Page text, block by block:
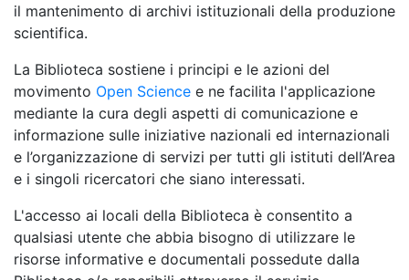
il mantenimento di archivi istituzionali della produzione
scientifica.
La Biblioteca sostiene i principi e le azioni del
movimento Open Science e ne facilita l'applicazione
mediante la cura degli aspetti di comunicazione e
informazione sulle iniziative nazionali ed internazionali
e l’organizzazione di servizi per tutti gli istituti dell’Area
e i singoli ricercatori che siano interessati.
L'accesso ai locali della Biblioteca è consentito a
qualsiasi utente che abbia bisogno di utilizzare le
risorse informative e documentali possedute dalla